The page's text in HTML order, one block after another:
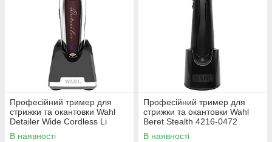
Професійний тример для
стрижки та окантовки Wahl
Detailer Wide Cordless Li
(08171-016)
В наявності
Професійний тример для
стрижки та окантовки Wahl
Beret Stealth 4216-0472
(08841-1516)
В наявності